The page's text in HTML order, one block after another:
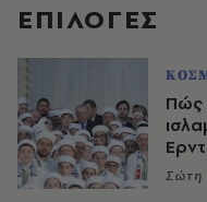
EΠΙΛΟΓΈΣ
Πώς
Σώτη